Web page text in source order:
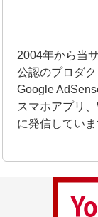
2004年から当
公認のプロダ
Google
スマホアプリ
に発信していま